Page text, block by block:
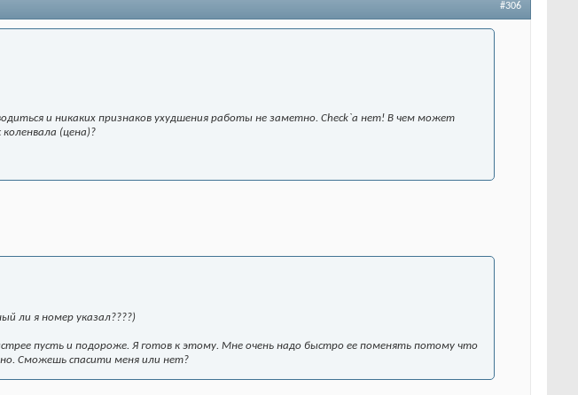
#306
и никаких признаков ухудшения работы не заметно. Check`а нет! В чем может
(цена)?
ли я номер указал????)
пусть и подороже. Я готов к этому. Мне очень надо быстро ее поменять потому что
Сможешь спасити меня или нет?